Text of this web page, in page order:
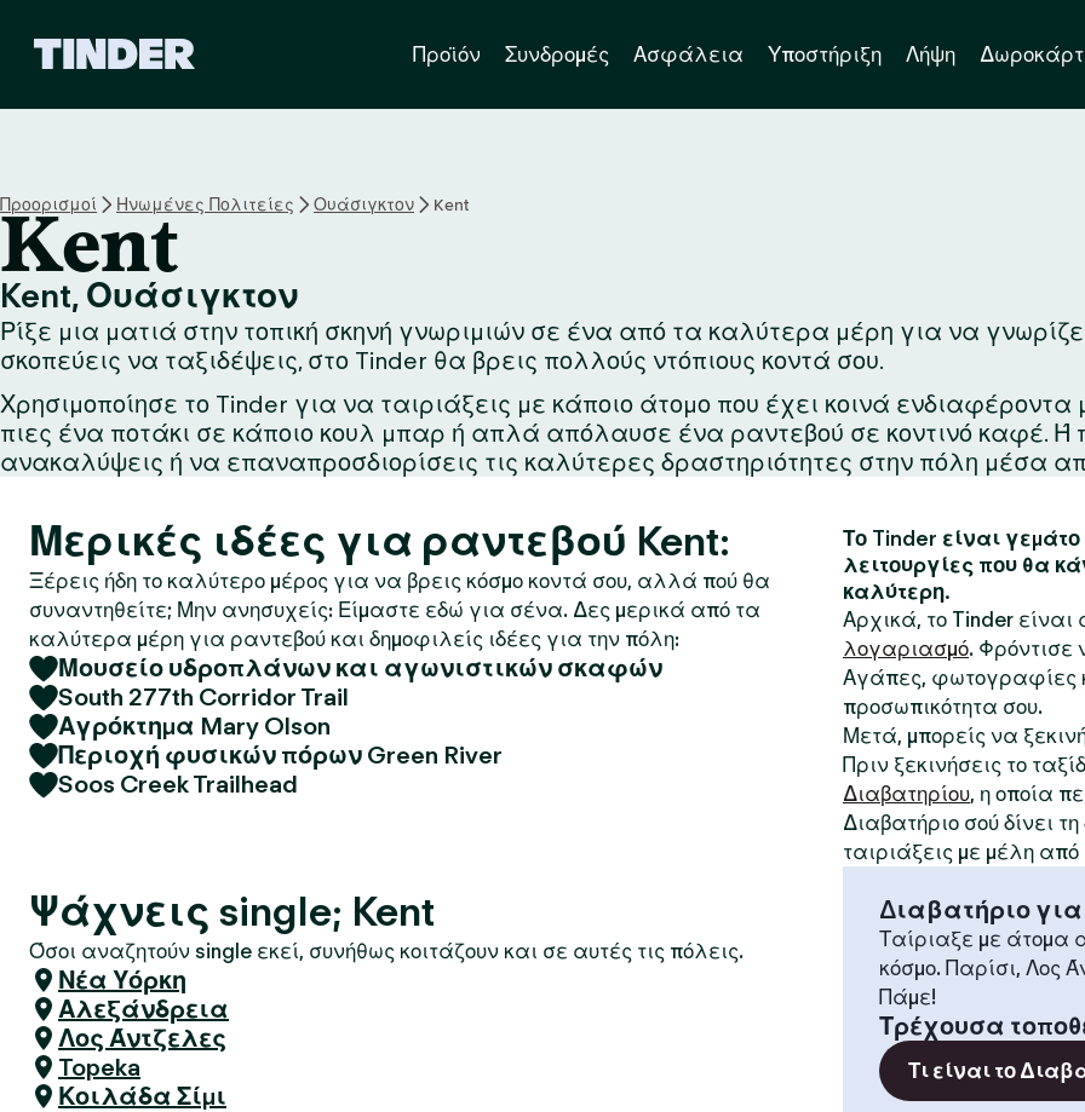
σ
δ
α
T
i
n
d
e
Προϊόν Συνδρομές Ασφάλεια Υποστήριξη Λήψη
Προορισμοί Ηνωμένες Πολιτείες Ουάσιγκτον Kent
Kent
Kent, Ουάσιγκτον
Ρίξε μια ματιά στην τοπική σκηνή γνωριμιών σε ένα από τα καλύτερα μέρη για να
σκοπεύεις να ταξιδέψεις, στο Tinder θα βρεις πολλούς ντόπιους κοντά σου.
Χρησιμοποίησε το Tinder για να ταιριάξεις με κάποιο άτομο που έχει κοινά
πιες ένα ποτάκι σε κάποιο κουλ μπαρ ή απλά απόλαυσε ένα ραντεβού σε κοντινό καφέ.
ανακαλύψεις ή να επαναπροσδιορίσεις τις καλύτερες δραστηριότητες στην πόλη μέσα
Μερικές ιδέες για ραντεβού Kent:
Ξέρεις ήδη το καλύτερο μέρος για να βρεις κόσμο κοντά σου, αλλά πού θα
συναντηθείτε; Μην ανησυχείς: Είμαστε εδώ για σένα. Δες μερικά από τα
καλύτερα μέρη για ραντεβού και δημοφιλείς ιδέες για την πόλη:
Μουσείο υδροπλάνων και αγωνιστικών σκαφών
South 277th Corridor Trail
Αγρόκτημα Mary Olson
Περιοχή φυσικών πόρων Green River
Soos Creek Trailhead
Ψάχνεις single; Kent
Όσοι αναζητούν single εκεί, συνήθως κοιτάζουν και σε αυτές τις πόλεις.
Νέα Υόρκη
Αλεξάνδρεια
Λος Άντζελες
Topeka
Κοιλάδα Σίμι
Το Tinder είναι
λειτουργίες που θα
καλύτερη.
Αρχικά, το Tinder
λογαριασμό.
Αγάπες, φωτογραφίες
προσωπικότητα σου.
Μετά, μπορείς να
Πριν ξεκινήσεις το
Διαβατηρίου, η οποία
Διαβατήριο σού δίνει
ταιριάξεις με μέλη
Διαβατήριο
Ταίριαξε με άτομα
κόσμο. Παρίσι, Λος
Πάμε!
Τρέχουσα
Τι είναι το